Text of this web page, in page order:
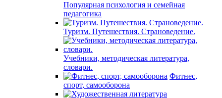
Популярная психология и семейная
педагогика
Туризм. Путешествия. Страноведение.
Учебники, методическая литература,
словари.
Фитнес,
спорт, самооборона